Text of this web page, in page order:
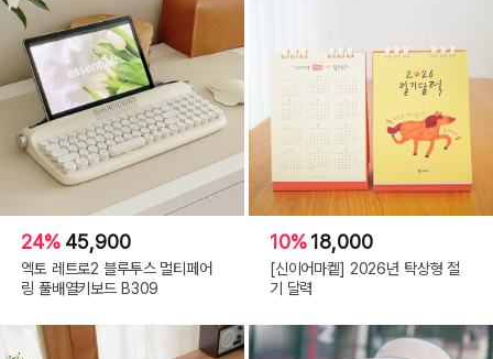
24% 45,900
엑토 레트로2 블루투스 멀티페어
링 풀배열키보드 B309
10%18,000
[신이어마켙] 2026년 탁상형 절
기 달력